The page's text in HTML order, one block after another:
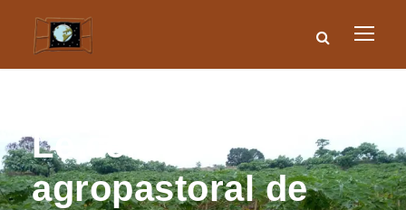
Le centre
agropastoral de